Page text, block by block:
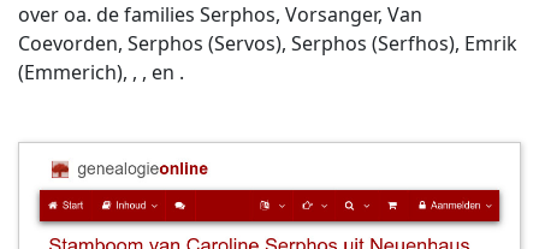
over oa. de families Serphos, Vorsanger, Van
Coevorden, Serphos (Servos), Serphos (Serfhos), Emrik
(Emmerich), , , en .